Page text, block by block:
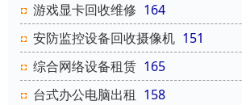
游戏显卡回收维修 164
安防监控设备回收摄像机 151
综合网络设备租赁 165
台式办公电脑出租 158